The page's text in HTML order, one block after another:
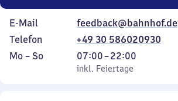
E-Mail
feedback@bahnhof.de
Telefon
+49 30 586020930
Montag
Mo – So,
inkl. Feiertage
07:00–22:00
Von
7
inkl. Feiertage